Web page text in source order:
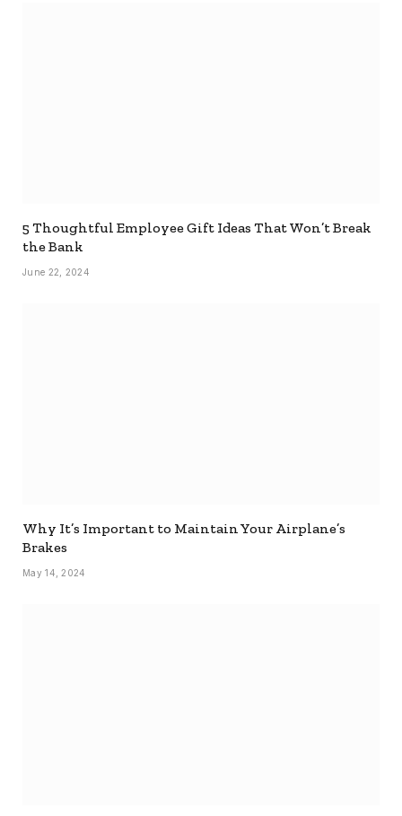
5 Thoughtful Employee Gift Ideas That Won’t Break
the Bank
June 22, 2024
Why It’s Important to Maintain Your Airplane’s
Brakes
May 14, 2024